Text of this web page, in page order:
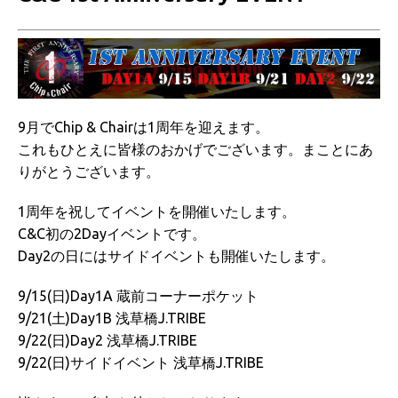
9月でChip & Chairは1周年を迎えます。
これもひとえに皆様のおかげでございます。まことにあ
りがとうございます。
1周年を祝してイベントを開催いたします。
C&C初の2Dayイベントです。
Day2の日にはサイドイベントも開催いたします。
9/15(日)Day1A 蔵前コーナーポケット
9/21(土)Day1B 浅草橋J.TRIBE
9/22(日)Day2 浅草橋J.TRIBE
9/22(日)サイドイベント 浅草橋J.TRIBE